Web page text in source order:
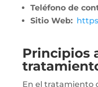
Teléfono de
Sitio Web:
Principios
En el tratamiento